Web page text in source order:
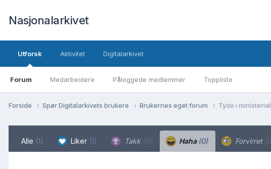
Nasjonalarkivet
Utforsk
Forum Medarbeidere Påloggede medlemmer Toppliste
Aktivitet Digitalarkivet
Forside Spør Digitalarkivets brukere Brukernes eget forum Tyde i
Alle (1) Liker (1) Takk (0) Haha (0) Forvirret